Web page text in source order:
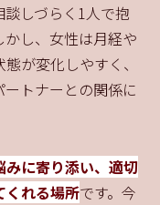
しづらく1人で抱
し、女性は月経や
が変化しやすく、
トナーとの関係に
みに寄り添い、適切
くれる場所です。今